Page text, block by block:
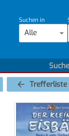
Suchen in
Alle
Suche
Trefferliste